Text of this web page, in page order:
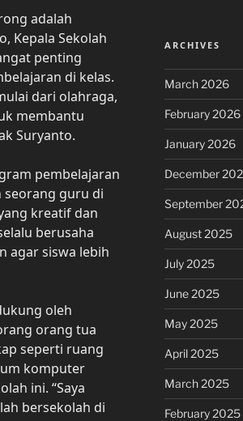
adalah
Kepala Sekolah
penting
di kelas.
dari olahraga,
membantu
Suryanto.
pembelajaran
seorang guru di
kreatif dan
berusaha
agar siswa lebih
oleh
orang tua
seperti ruang
komputer
ini. “Saya
bersekolah di
ARCHIVES
March 2026
February 2026
January 2026
December
September
August 2025
July 2025
June 2025
May 2025
April 2025
March 2025
February 2025